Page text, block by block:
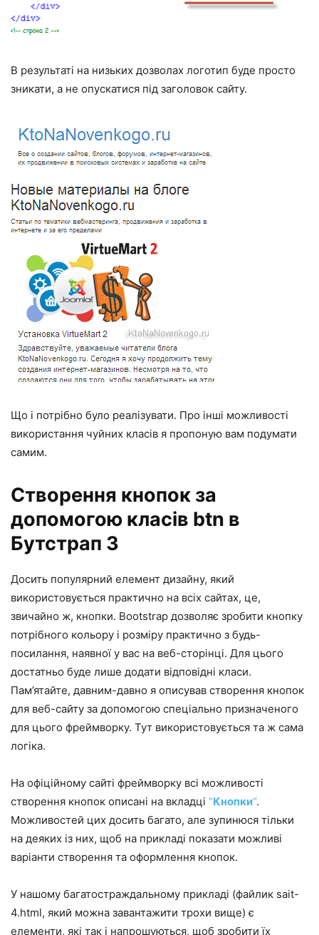
В результаті на низьких дозволах логотип буде просто
зникати, а не опускатися під заголовок сайту.
Що і потрібно було реалізувати. Про інші можливості
використання чуйних класів я пропоную вам подумати
самим.
Створення кнопок за
допомогою класів btn в
Бутстрап 3
Досить популярний елемент дизайну, який
використовується практично на всіх сайтах, це,
звичайно ж, кнопки. Bootstrap дозволяє зробити кнопку
потрібного кольору і розміру практично з будь-
посилання, наявної у вас на веб-сторінці. Для цього
достатньо буде лише додати відповідні класи.
Пам’ятайте, давним-давно я описував створення кнопок
для веб-сайту за допомогою спеціально призначеного
для цього фреймворку. Тут використовується та ж сама
логіка.
На офіційному сайті фреймворку всі можливості
створення кнопок описані на вкладці “Кнопки“.
Можливостей цих досить багато, але зупинюся тільки
на деяких із них, щоб на прикладі показати можливі
варіанти створення та оформлення кнопок.
У нашому багатостраждальному прикладі (файлик sait-
4.html, який можна завантажити трохи вище) є
елементи, які так і напрошуються, щоб зробити їх